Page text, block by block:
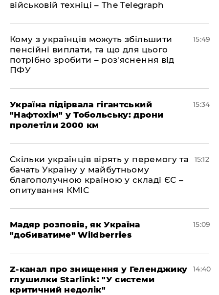
військовій техніці – The Telegraph
Кому з українців можуть збільшити
пенсійні виплати, та що для цього
потрібно зробити – роз'яснення від
ПФУ
15:49
Україна підірвала гігантський
"Нафтохім" у Тобольську: дрони
пролетіли 2000 км
15:34
Скільки українців вірять у перемогу та
бачать Україну у майбутньому
благополучною країною у складі ЄС –
опитування КМІС
15:12
Мадяр розповів, як Україна
"добиватиме" Wildberries
15:09
Z-канал про знищення у Геленджику
глушилки Starlink: "У системи
критичний недолік"
14:40